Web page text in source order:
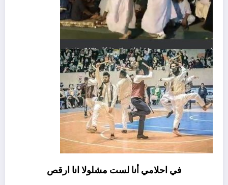
في احلامي أنا لست مشلولا انا ارقص